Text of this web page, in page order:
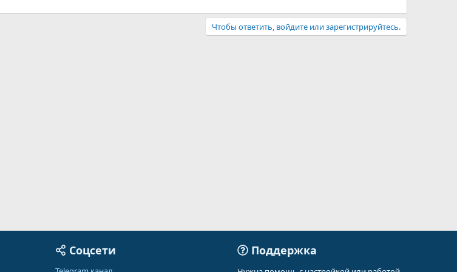
Чтобы ответить, войдите или зарегистрируйтесь.
Соцсети Поддержка